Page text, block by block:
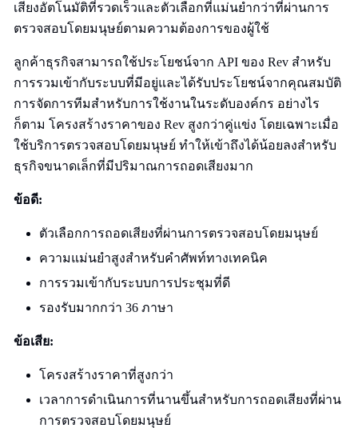
เสียงอัตโนมัติที่รวดเร็วและตัวเลือกที่แม่นยำกว่าที่ผ่านการ
ตรวจสอบโดยมนุษย์ตามความต้องการของผู้ใช้
ลูกค้าธุรกิจสามารถใช้ประโยชน์จาก API ของ Rev สำหรับ
การรวมเข้ากับระบบที่มีอยู่และได้รับประโยชน์จากคุณสมบัติ
การจัดการทีมสำหรับการใช้งานในระดับองค์กร อย่างไร
ก็ตาม โครงสร้างราคาของ Rev สูงกว่าคู่แข่ง โดยเฉพาะเมื่อ
ใช้บริการตรวจสอบโดยมนุษย์ ทำให้เข้าถึงได้น้อยลงสำหรับ
ธุรกิจขนาดเล็กที่มีปริมาณการถอดเสียงมาก
ข้อดี:
ตัวเลือกการถอดเสียงที่ผ่านการตรวจสอบโดยมนุษย์
ความแม่นยำสูงสำหรับคำศัพท์ทางเทคนิค
การรวมเข้ากับระบบการประชุมที่ดี
รองรับมากกว่า 36 ภาษา
ข้อเสีย:
โครงสร้างราคาที่สูงกว่า
เวลาการดำเนินการที่นานขึ้นสำหรับการถอดเสียงที่ผ่าน
การตรวจสอบโดยมนุษย์